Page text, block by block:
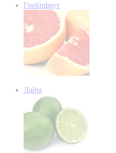
Грейпфрут
Лайм